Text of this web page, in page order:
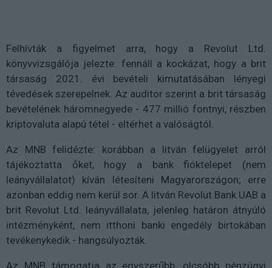
Felhívták a figyelmet arra, hogy a Revolut Ltd.
könyvvizsgálója jelezte: fennáll a kockázat, hogy a brit
társaság 2021. évi bevételi kimutatásában lényegi
tévedések szerepelnek. Az auditor szerint a brit társaság
bevételének háromnegyede - 477 millió fontnyi, részben
kriptovaluta alapú tétel - eltérhet a valóságtól.
Az MNB felidézte: korábban a litván felügyelet arról
tájékoztatta őket, hogy a bank fióktelepet (nem
leányvállalatot) kíván létesíteni Magyarországon; erre
azonban eddig nem kerül sor. A litván Revolut Bank UAB a
brit Revolut Ltd. leányvállalata, jelenleg határon átnyúló
intézményként, nem itthoni banki engedély birtokában
tevékenykedik - hangsúlyozták.